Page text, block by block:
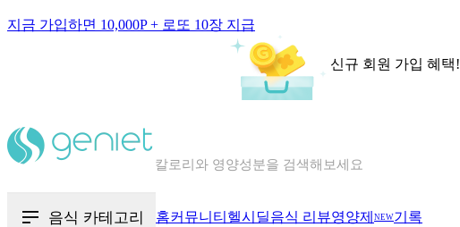
지금 가입하면 10,000P + 로또 10장 지급
신규 회원 가입 혜택!
혈당 · 다이어트 음식 검색해보세요
음식 카테고리 홈커뮤니티 헬시딜음식 리뷰영양제 NEW기록